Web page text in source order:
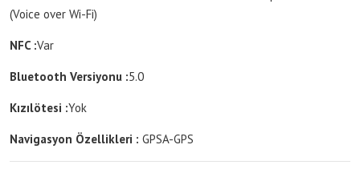
(Voice over Wi-Fi)
NFC :Var
Bluetooth Versiyonu :5.0
Kızılötesi :Yok
Navigasyon Özellikleri : GPSA-GPS